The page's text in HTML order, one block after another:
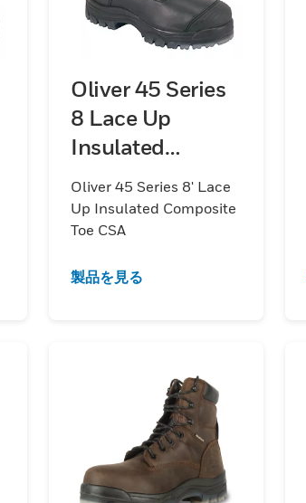
Oliver 45 Series
8 Lace Up
Insulated
Composite Toe
CSA
Oliver 45 Series 8' Lace
Up Insulated Composite
Toe CSA
製品を見る